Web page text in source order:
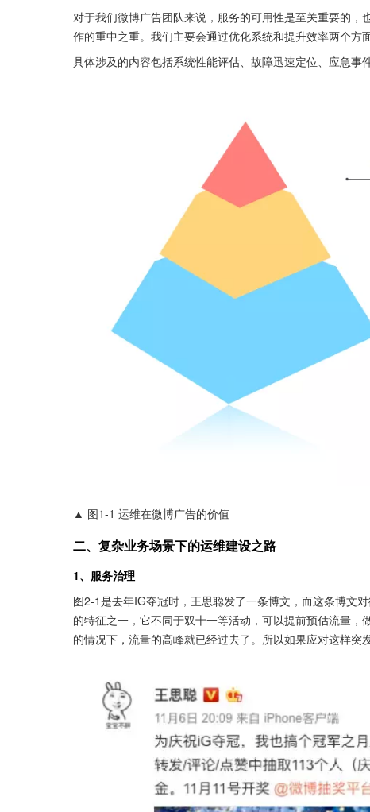
对于我们微博广告团队来说，服务的可用性是至关重要的
作的重中之重。我们主要会通过优化系统和提升效率两个方
具体涉及的内容包括系统性能评估、故障迅速定位、应急事
▲ 图1-1 运维在微博广告的价值
二、复杂业务场景下的运维建设之路
1、服务治理
图2-1是去年IG夺冠时，王思聪发了一条博文，而这条博文
的特征之一，它不同于双十一等活动，可以提前预估流量
的情况下，流量的高峰就已经过去了。所以如果应对这样突